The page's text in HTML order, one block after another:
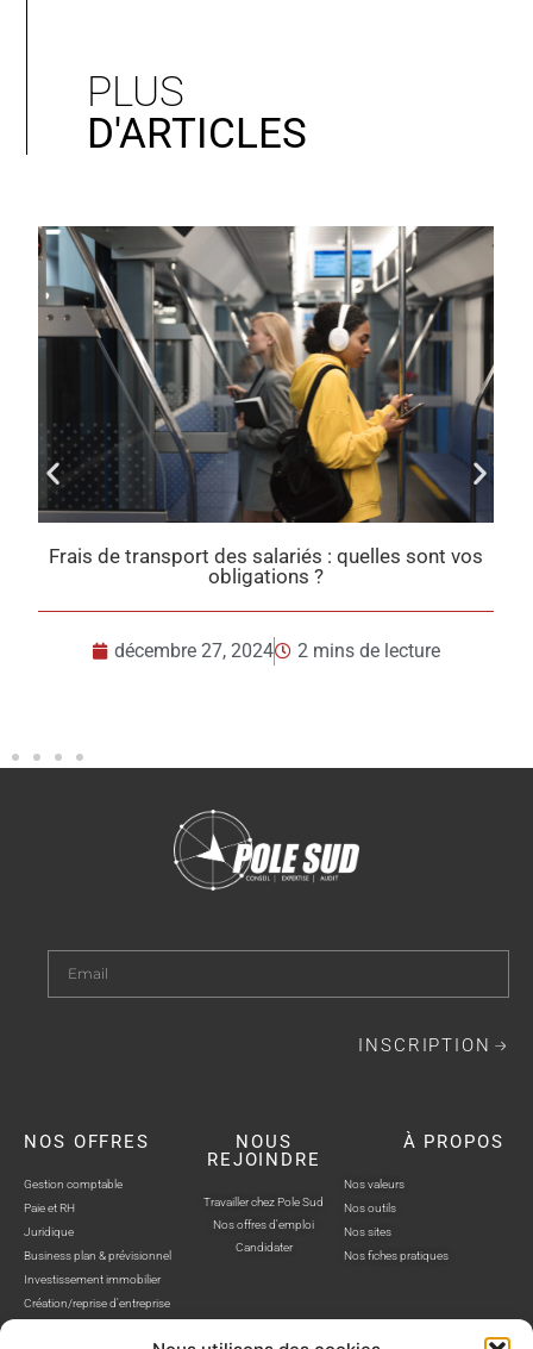
PLUS
D'ARTICLES
salariés : quelles sont vos
2 mins de lecture
Taxes sur l’utilisation
décembre 23,
INSCRIPTION
NOS OFFRES
Gestion comptable
Paie et RH
Juridique
Business plan & prévisionnel
Investissement immobilier
Création/reprise d'entreprise
NOUS
REJOINDRE
Travailler chez Pole Sud
Nos offres d'emploi
Candidater
À PROPOS
Nos valeurs
Nos outils
Nos sites
Nos fiches pratiques